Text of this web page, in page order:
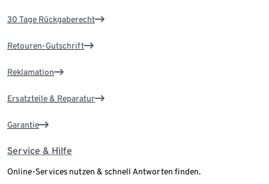
30 Tage Rückgaberecht
Retouren-Gutschrift
Reklamation
Ersatzteile & Reparatur
Garantie
Service & Hilfe
Online-Services nutzen & schnell Antworten finden.